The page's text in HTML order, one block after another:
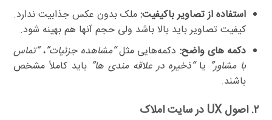
استفاده از تصاویر باکیفیت:ملک بدون عکس جذابیت ندارد.
کیفیت تصاویر باید بالا باشد ولی حجم آنها هم بهینه شود.
دکمه های واضح: دکمه‌هایی مثل“مشاهده جزئیات”،“تماس
با مشاور” یا“ذخیره در علاقه مندی ها” باید کاملاً مشخص
باشند.
۲. اصول UX در سایت املاک